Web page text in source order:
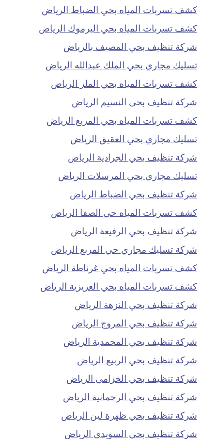
كشف تسربات المياه بحي الضباط الرياض
كشف تسربات المياه بحي اليرموك الرياض
شركة تنظيف بحي المصيف بالرياض
تسليك مجاري بحي الملك عبدالله الرياض
كشف تسربات المياه بحي الملز الرياض
شركة تنظيف بحى النسيم الرياض
كشف تسربات المياه بحي المربع الرياض
تسليك مجاري بحي العقيق الرياض
شركة تنظيف بحي الجرادية الرياض
تسليك مجاري بحي المرسلات الرياض
شركة تنظيف بحي الضباط الرياض
كشف تسربات المياه حي الصفا الرياض
شركة تنظيف بحي الرفيعة الرياض
شركة تسليك مجاري حي المربع الرياض
كشف تسربات المياه بحي غرناطة الرياض
كشف تسربات المياه بحي العزيزية الرياض
شركة تنظيف بحي النزهة الرياض
شركة تنظيف بحي المروج الرياض
شركة تنظيف بحي المحمدية الرياض
شركة تنظيف بحي الربيع الرياض
شركة تنظيف بحي الخزامي الرياض
شركة تنظيف بحي الرحمانية الرياض
شركة تنظيف بحي ظهرة لبن الرياض
شركة تنظيف بحي السويدي الرياض